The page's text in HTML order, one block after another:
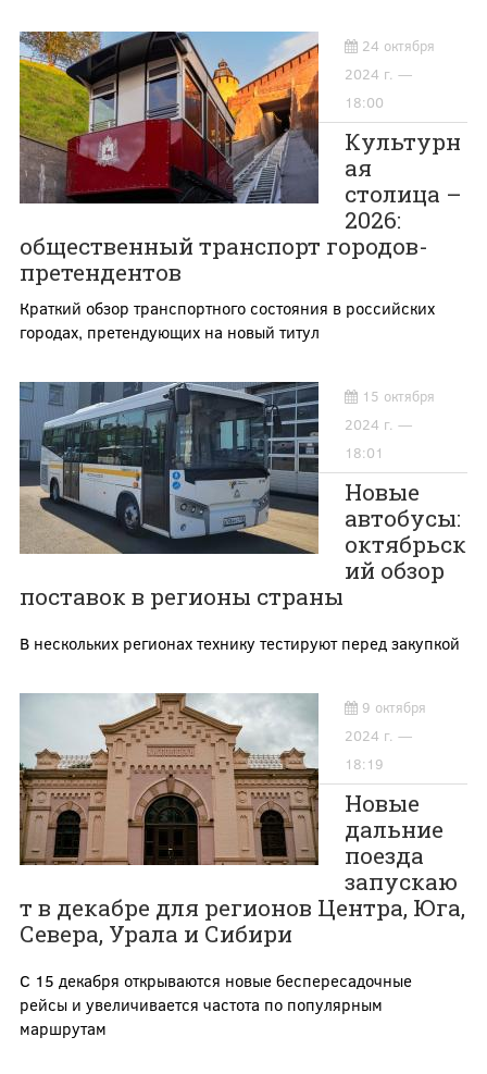
24 октября
2024 г. —
18:00
Культурн
ая
столица –
2026:
общественный транспорт городов-
претендентов
Краткий обзор транспортного состояния в российских
городах, претендующих на новый титул
15 октября
2024 г. —
18:01
Новые
автобусы:
октябрьск
ий обзор
поставок в регионы страны
В нескольких регионах технику тестируют перед закупкой
9 октября
2024 г. —
18:19
Новые
дальние
поезда
запускаю
т в декабре для регионов Центра, Юга,
Севера, Урала и Сибири
С 15 декабря открываются новые беспересадочные
рейсы и увеличивается частота по популярным
маршрутам